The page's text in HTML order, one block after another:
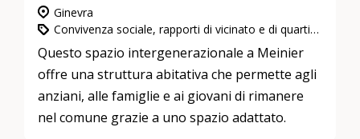
Ginevra
Convivenza sociale, rapporti di vicinato e di quartiere, Impegno in attività di utilità pubblica, Abitazioni intergenerazionali
Questo spazio intergenerazionale a Meinier
offre una struttura abitativa che permette agli
anziani, alle famiglie e ai giovani di rimanere
nel comune grazie a uno spazio adattato.